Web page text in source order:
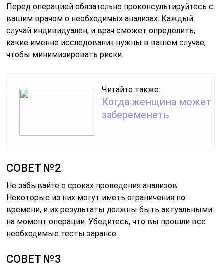
Перед операцией обязательно проконсультируйтесь с
вашим врачом о необходимых анализах. Каждый
случай индивидуален, и врач сможет определить,
какие именно исследования нужны в вашем случае,
чтобы минимизировать риски.
Читайте также:
Когда женщина может
забеременеть
СОВЕТ №2
Не забывайте о сроках проведения анализов.
Некоторые из них могут иметь ограничения по
времени, и их результаты должны быть актуальными
на момент операции. Убедитесь, что вы прошли все
необходимые тесты заранее.
СОВЕТ №3